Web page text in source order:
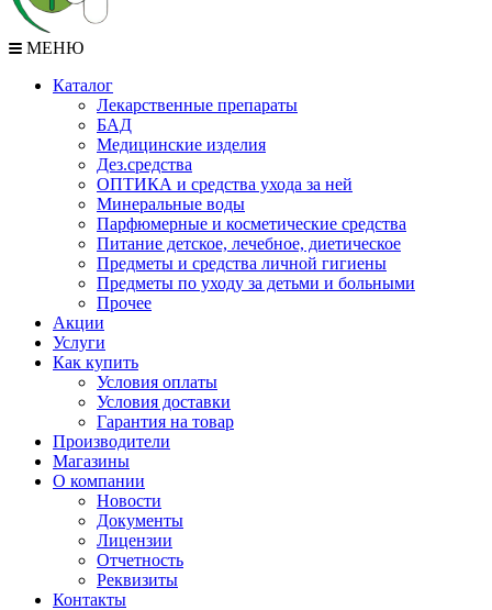
МЕНЮ
Каталог
Лекарственные препараты
БАД
Медицинские изделия
Дез.средства
ОПТИКА и средства ухода за ней
Минеральные воды
Парфюмерные и косметические средства
Питание детское, лечебное, диетическое
Предметы и средства личной гигиены
Предметы по уходу за детьми и больными
Прочее
Акции
Услуги
Как купить
Условия оплаты
Условия доставки
Гарантия на товар
Производители
Магазины
О компании
Новости
Документы
Лицензии
Отчетность
Реквизиты
Контакты